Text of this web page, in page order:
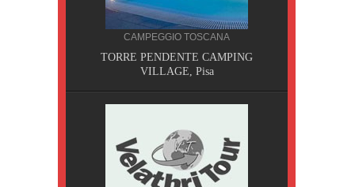
CAMPEGGIO TOSCANA
TORRE PENDENTE CAMPING
VILLAGE, Pisa